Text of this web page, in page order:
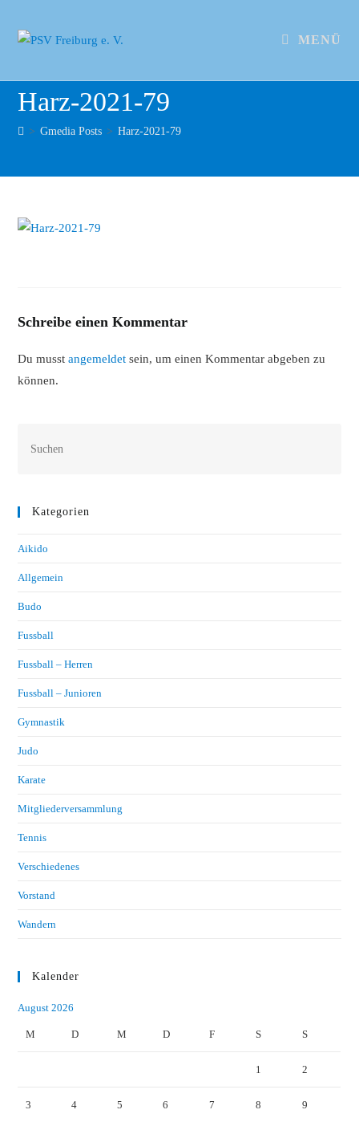
MENÜ
Harz-2021-79
> Gmedia Posts > Harz-2021-79
Schreibe einen Kommentar
Du musstangemeldet sein, um einen Kommentar abgeben zu
können.
Kategorien
Aikido
Allgemein
Budo
Fussball
Fussball – Herren
Fussball – Junioren
Gymnastik
Judo
Karate
Mitgliederversammlung
Tennis
Verschiedenes
Vorstand
Wandern
Kalender
August 2026
M D M D F S S
1 2
3 4 5 6 7 8 9